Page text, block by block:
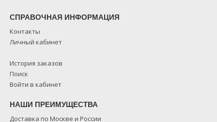
СПРАВОЧНАЯ ИНФОРМАЦИЯ
Контакты
Личный кабинет
История заказов
Поиск
Войти в кабинет
НАШИ ПРЕИМУЩЕСТВА
Доставка по Москве и России